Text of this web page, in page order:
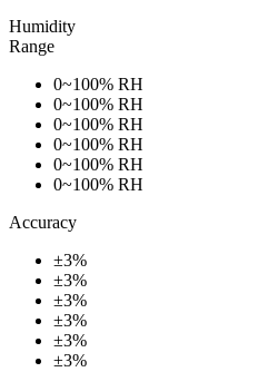
Humidity
Range
0~100% RH
0~100% RH
0~100% RH
0~100% RH
0~100% RH
0~100% RH
Accuracy
±3%
±3%
±3%
±3%
±3%
±3%